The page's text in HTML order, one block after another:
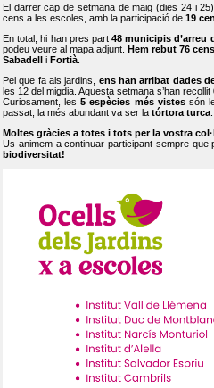
El darrer cap de setmana de maig (dies 24 i
cens a les escoles, amb la participació de 19
En total, hi han pres part48 municipis d’arreu
podeu veure al mapa adjunt. Hem rebut 76
Sabadell i Fortià
Pel que fa als jardins, ens han arribat dades
les 12 del migdia. Aquesta setmana s’han recollit
Curiosament, les5 espècies més vistessón
passat, la més abundant va ser la tórtora turca
Moltes gràcies a totes i tots per la vostra
Us animem a continuar participant sempre que
biodiversitat!